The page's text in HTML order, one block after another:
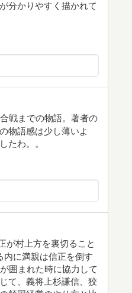
分かりやすく描かれて
戦までの物語。著者の
物語感は少し薄いよ
たわ。。
が村上方を裏切ること
内に満親は信正を倒す
囲まれた時に協力して
て、義将上杉謙信、狡